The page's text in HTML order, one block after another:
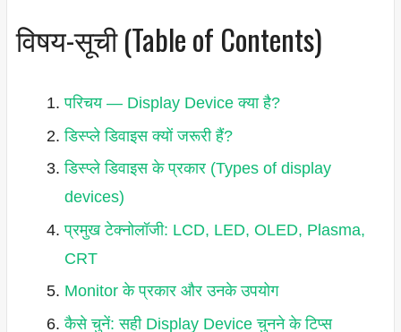
विषय-सूची (Table of Contents)
परिचय — Display Device क्या है?
डिस्प्ले डिवाइस क्यों जरूरी हैं?
डिस्प्ले डिवाइस के प्रकार (Types of display
devices)
प्रमुख टेक्नोलॉजी: LCD, LED, OLED, Plasma,
CRT
Monitor के प्रकार और उनके उपयोग
कैसे चुनें: सही Display Device चुनने के टिप्स